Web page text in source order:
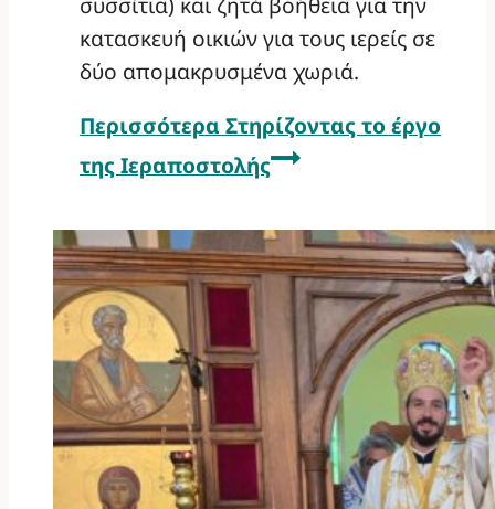
κατασκευή οικιών για τους ιερείς σε
δύο απομακρυσμένα χωριά.
Περισσότερα Στηρίζοντας το έργο
της Ιεραποστολής